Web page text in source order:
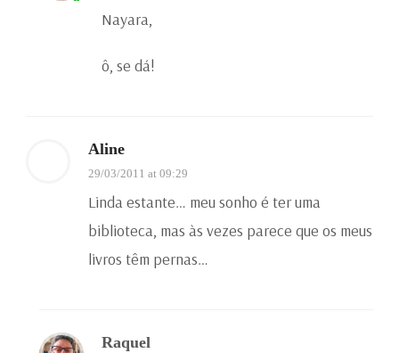
Nayara,
ô, se dá!
Aline
29/03/2011 at 09:29
Linda estante… meu sonho é ter uma
biblioteca, mas às vezes parece que os meus
livros têm pernas…
Raquel